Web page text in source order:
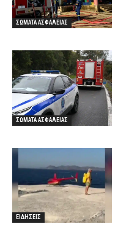
ΣΩΜΑΤΑ ΑΣΦΑΛΕΙΑΣ
ΣΩΜΑΤΑ ΑΣΦΑΛΕΙΑΣ
ΕΙΔΗΣΕΙΣ